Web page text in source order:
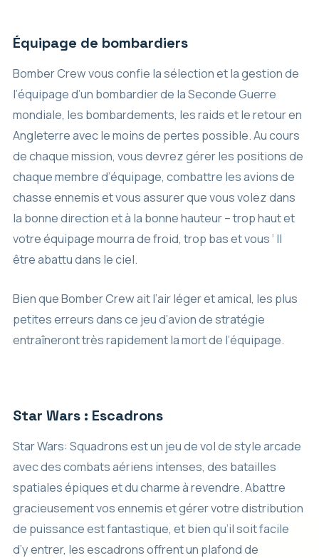
Équipage de bombardiers
Bomber Crew vous confie la sélection et la gestion de
l’équipage d’un bombardier de la Seconde Guerre
mondiale, les bombardements, les raids et le retour en
Angleterre avec le moins de pertes possible. Au cours
de chaque mission, vous devrez gérer les positions de
chaque membre d’équipage, combattre les avions de
chasse ennemis et vous assurer que vous volez dans
la bonne direction et à la bonne hauteur – trop haut et
votre équipage mourra de froid, trop bas et vous ‘ ll
être abattu dans le ciel.
Bien que Bomber Crew ait l’air léger et amical, les plus
petites erreurs dans ce jeu d’avion de stratégie
entraîneront très rapidement la mort de l’équipage.
Star Wars : Escadrons
Star Wars: Squadrons est un jeu de vol de style arcade
avec des combats aériens intenses, des batailles
spatiales épiques et du charme à revendre. Abattre
gracieusement vos ennemis et gérer votre distribution
de puissance est fantastique, et bien qu’il soit facile
d’y entrer, les escadrons offrent un plafond de